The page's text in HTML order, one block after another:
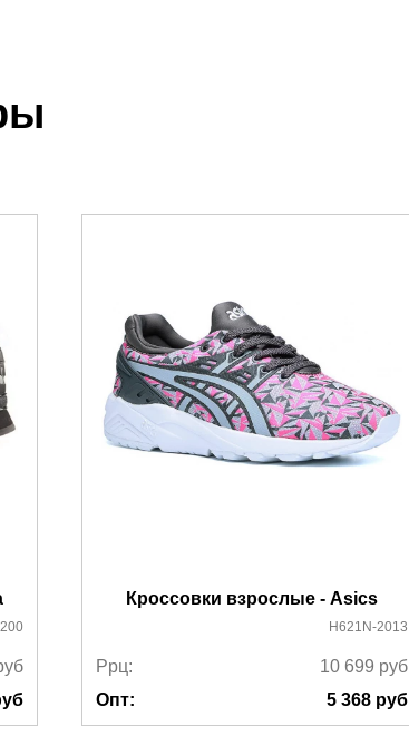
счета менеджером.
который высылает менеджер.
ознакомитьсяздесь
Кроссовки взрослые - Asics
H621N-2013
Ррц: 10 699 руб
Опт:
5 368 руб